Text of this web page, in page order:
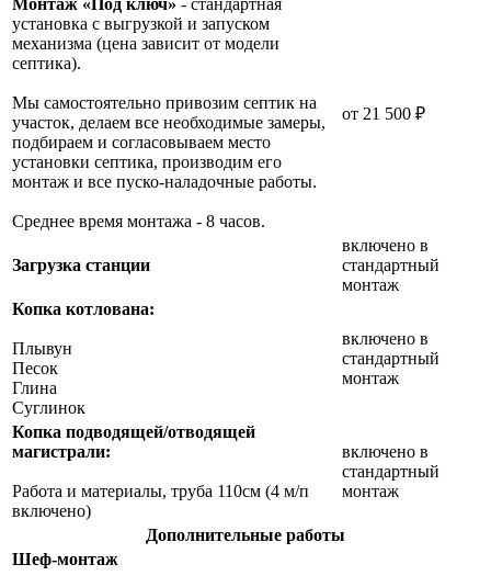
установка с выгрузкой и запуском
механизма (цена зависит от модели
септика).
Мы самостоятельно привозим септик на
участок, делаем все необходимые замеры,
подбираем и согласовываем место
установки септика, производим его
монтаж и все пуско-наладочные работы.
Среднее время монтажа - 8 часов.
от 21 500 ₽
Загрузка станции
включено в
стандартный
монтаж
Копка котлована:
Плывун
Песок
Глина
Суглинок
включено в
стандартный
монтаж
Копка подводящей/отводящей
магистрали:
Работа и материалы, труба 110см (4 м/п
включено)
включено в
стандартный
монтаж
Дополнительные работы
Шеф-монтаж